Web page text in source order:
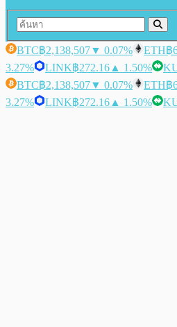
BTC฿2,138,507▼ 0.07% ETH฿
3.27%
LINK฿272.16 ▲ 1.50%
BTC฿2,138,507▼ 0.07% ETH฿
3.27%
LINK฿272.16 ▲ 1.50%